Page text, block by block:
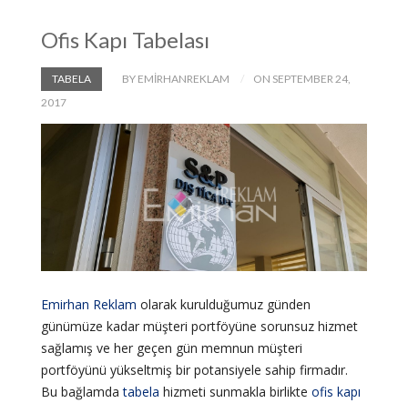
Ofis Kapı Tabelası
TABELA BY EMIRHANREKLAM
ON SEPTEMBER 24,
2017
Emirhan Reklam olarak kurulduğumuz günden
günümüze kadar müşteri portföyüne sorunsuz hizmet
sağlamış ve her geçen gün memnun müşteri
portföyünü yükseltmiş bir potansiyele sahip firmadır.
Bu bağlamdatabela hizmeti sunmakla birlikte ofis kapı